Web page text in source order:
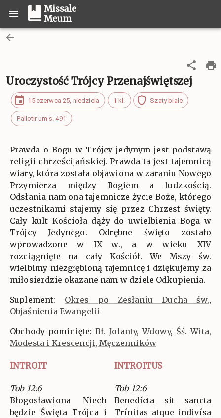
Missale
Meum
Uroczystość Trójcy Przenajświętszej
15 czerwca 25, niedziela 1 kl. Szaty białe
Pallotinum s. 491
Prawda o Bogu w Trójcy jedynym jest podstawą
religii chrześcijańskiej. Prawda ta jest tajemnicą
wiary, która została objawiona w zaraniu Nowego
Przymierza między Bogiem a ludzkością.
Odsłania nam ona tajemnicze życie Boże, którego
uczestnikami stajemy się przez Chrzest święty.
Cały kult Kościoła dąży do uwielbienia Boga w
Trójcy Jedynego. Odrębne święto zostało
wprowadzone w IX w., a w wieku XIV
rozciągnięte na cały Kościół. We Mszy św.
wielbimy niezgłębioną tajemnicę i dziękujemy za
miłosierdzie okazane nam w dziele Odkupienia.
Suplement: Okres po Zesłaniu Ducha św.,
Objaśnienia Ewangelii
Obchody pominięte:Bł. Jolanty, Wdowy, Śś. Wita,
Modesta i Krescencji, Męczenników
INTROIT INTROITUS
Tob 12:6
Błogosławiona Niech
będzie Święta Trójca i
Tob 12:6
Benedícta sit sancta
Trínitas atque indivísa